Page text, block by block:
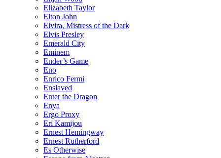
Elizabeth Taylor
Elton John
Elvira, Mistress of the Dark
Elvis Presley
Emerald City
Eminem
Ender’s Game
Eno
Enrico Fermi
Enslaved
Enter the Dragon
Enya
Ergo Proxy
Eri Kamijou
Ernest Hemingway
Ernest Rutherford
Es Otherwise